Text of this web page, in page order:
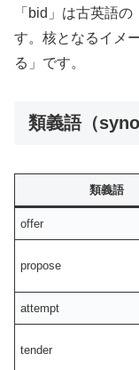
「bid」は古英語
す。核となるイメ
る」です。
類義語（
類義語
offer
propose
attempt
tender